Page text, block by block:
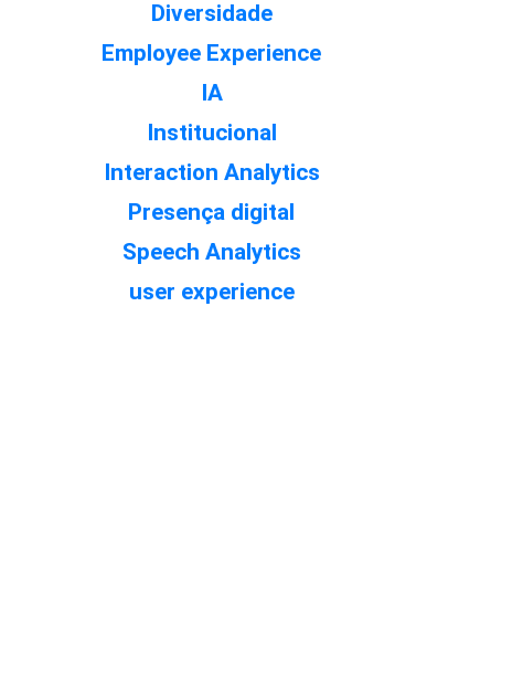
Diversidade
Employee Experience
IA
Institucional
Interaction Analytics
Presença digital
Speech Analytics
user experience